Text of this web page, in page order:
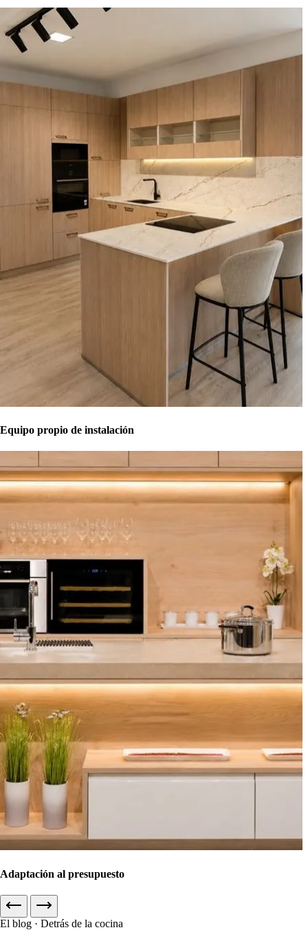
Equipo propio de instalación
Adaptación al presupuesto
El blog · Detrás de la cocina